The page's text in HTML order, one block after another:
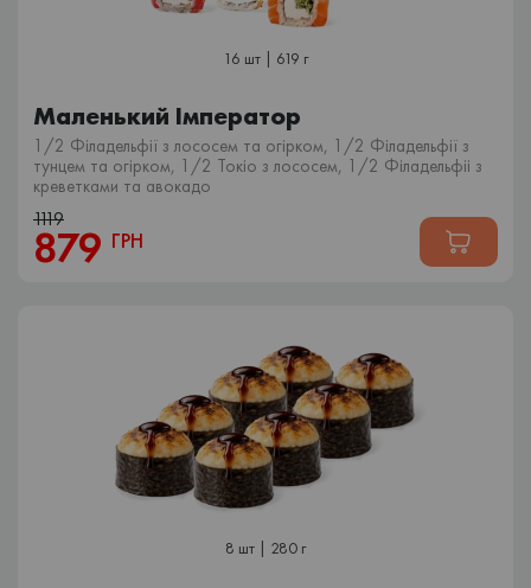
16 шт | 619 г
Маленький Імператор
1/2 Філадельфії з лососем та огірком, 1/2 Філадельфії з
тунцем та огірком, 1/2 Токіо з лососем, 1/2 Філадельфіі з
креветками та авокадо
1119
879 ГРН
8 шт | 280 г